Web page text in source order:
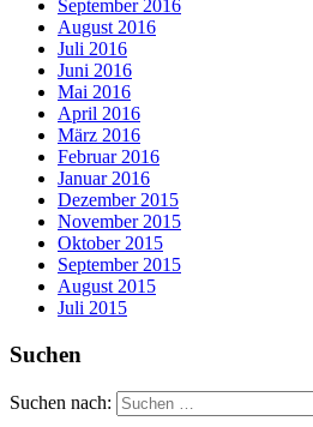
September 2016
August 2016
Juli 2016
Juni 2016
Mai 2016
April 2016
März 2016
Februar 2016
Januar 2016
Dezember 2015
November 2015
Oktober 2015
September 2015
August 2015
Juli 2015
Suchen
Suchen nach: